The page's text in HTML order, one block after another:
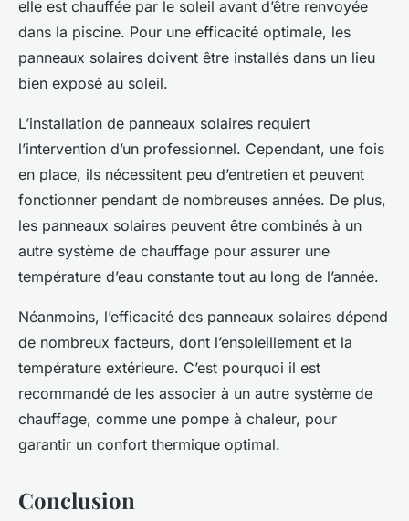
elle est chauffée par le soleil avant d’être renvoyée
dans la piscine. Pour une efficacité optimale, les
panneaux solaires doivent être installés dans un lieu
bien exposé au soleil.
L’installation de panneaux solaires requiert
l’intervention d’un professionnel. Cependant, une fois
en place, ils nécessitent peu d’entretien et peuvent
fonctionner pendant de nombreuses années. De plus,
les panneaux solaires peuvent être combinés à un
autre système de chauffage pour assurer une
température d’eau constante tout au long de l’année.
Néanmoins, l’efficacité des panneaux solaires dépend
de nombreux facteurs, dont l’ensoleillement et la
température extérieure. C’est pourquoi il est
recommandé de les associer à un autre système de
chauffage, comme une pompe à chaleur, pour
garantir un confort thermique optimal.
Conclusion